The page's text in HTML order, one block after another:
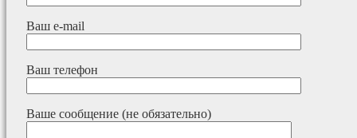
Ваш e-mail
Ваш телефон
Ваше сообщение (не обязательно)